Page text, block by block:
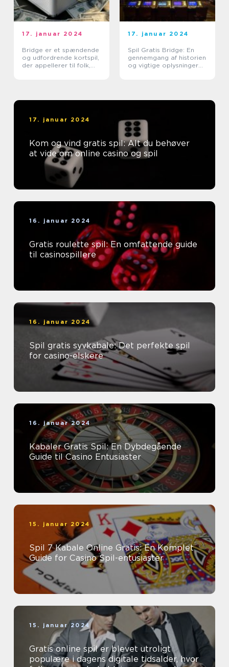
17. januar 2024
Bridge er et spændende
og udfordrende kortspil,
der appellerer til folk,
17. januar 2024
Spil Gratis Bridge: En
gennemgang af historien
og vigtige oplysninger
17. januar 2024
Kom og vind gratis spil: Alt du behøver
at vide om online casino og spil
16. januar 2024
Gratis roulette spil: En omfattende guide
til casinospillere
16. januar 2024
Spil gratis syvkabale: Det perfekte spil
for casino-elskere
16. januar 2024
Kabaler Gratis Spil: En Dybdegående
Guide til Casino Entusiaster
15. januar 2024
Spil 7 Kabale Online Gratis: En Komplet
Guide for Casino Spil-entusiaster
15. januar 2024
Gratis online spil er blevet utroligt
populære i dagens digitale tidsalder, hvor